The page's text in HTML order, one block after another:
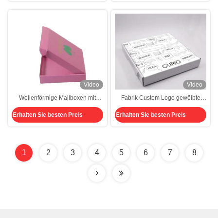
Video
Wellenförmige Mailboxen mit
individuellem Firmenlogo oder
Design für den sicheren Versand
Erhalten Sie besten Preis
Video
Fabrik Custom Logo gewölbte
Mailerboxen personalisiert
Erhalten Sie besten Preis
1 2 3 4 5 6 7 8